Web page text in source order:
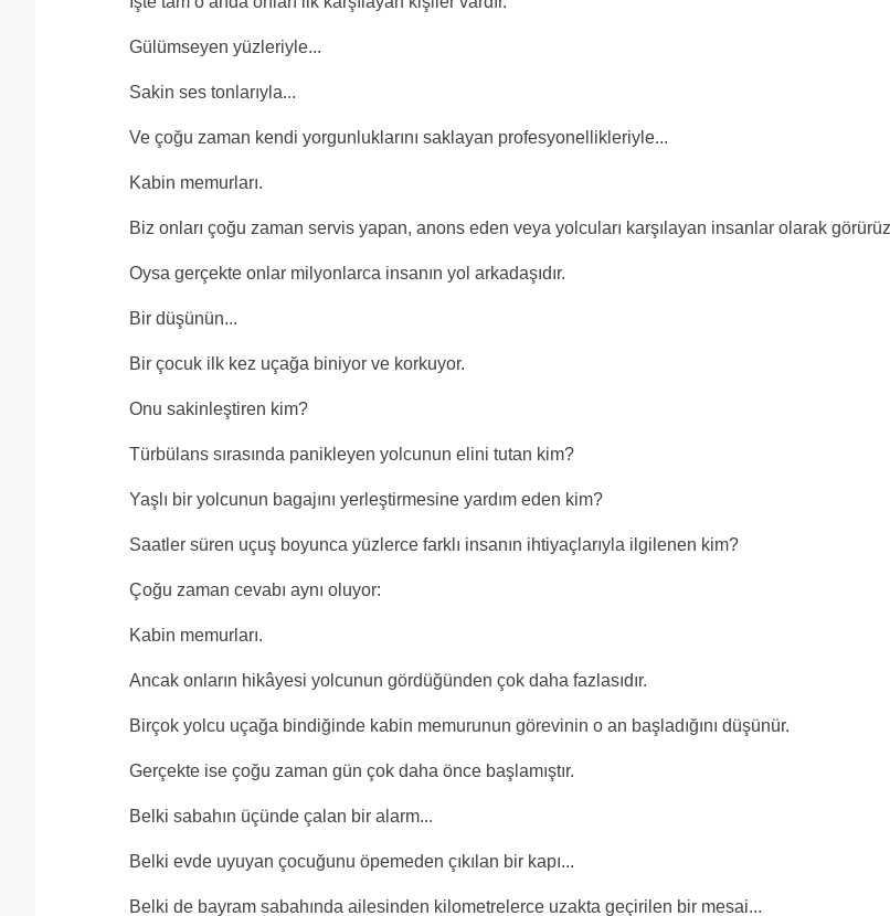
Gülümseyen yüzleriyle...
Sakin ses tonlarıyla...
Ve çoğu zaman kendi yorgunluklarını saklayan profesyonellikleriyle...
Kabin memurları.
Biz onları çoğu zaman servis yapan, anons eden veya yolcuları karşılayan insanlar olarak
Oysa gerçekte onlar milyonlarca insanın yol arkadaşıdır.
Bir düşünün...
Bir çocuk ilk kez uçağa biniyor ve korkuyor.
Onu sakinleştiren kim?
Türbülans sırasında panikleyen yolcunun elini tutan kim?
Yaşlı bir yolcunun bagajını yerleştirmesine yardım eden kim?
Saatler süren uçuş boyunca yüzlerce farklı insanın ihtiyaçlarıyla ilgilenen kim?
Çoğu zaman cevabı aynı oluyor:
Kabin memurları.
Ancak onların hikâyesi yolcunun gördüğünden çok daha fazlasıdır.
Birçok yolcu uçağa bindiğinde kabin memurunun görevinin o an başladığını düşünür.
Gerçekte ise çoğu zaman gün çok daha önce başlamıştır.
Belki sabahın üçünde çalan bir alarm...
Belki evde uyuyan çocuğunu öpemeden çıkılan bir kapı...
Belki de bayram sabahında ailesinden kilometrelerce uzakta geçirilen bir mesai...